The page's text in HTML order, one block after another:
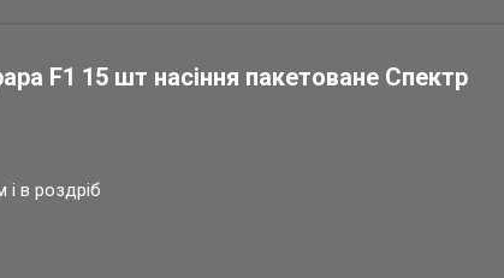
F1 15 шт насіння пакетоване Спектр
і в роздріб